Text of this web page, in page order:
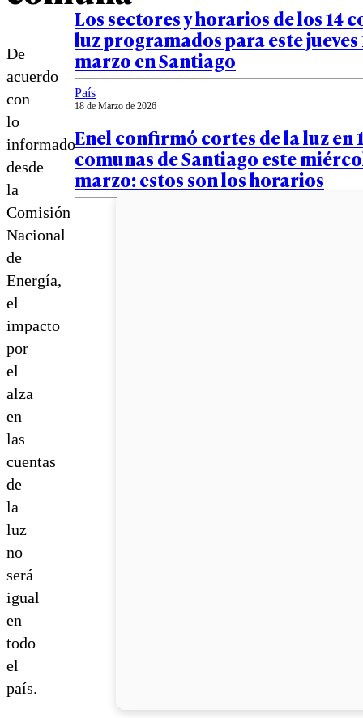
De
acuerdo
con
lo
informado
desde
la
Comisión
Nacional
de
Energía,
el
impacto
por
el
alza
en
las
cuentas
de
la
luz
no
será
igual
en
todo
el
país.
Los sectores y horarios de los 14
luz programados para este jueves
marzo en Santiago
País
18 de Marzo de 2026
Enel confirmó cortes de la luz en
comunas de Santiago este
marzo: estos son los horarios